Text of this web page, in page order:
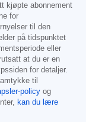
kjøpte abonnement
for
til den
på tidspunktet
eller
at du er en
for detaljer.
til
policy og
kan du lære